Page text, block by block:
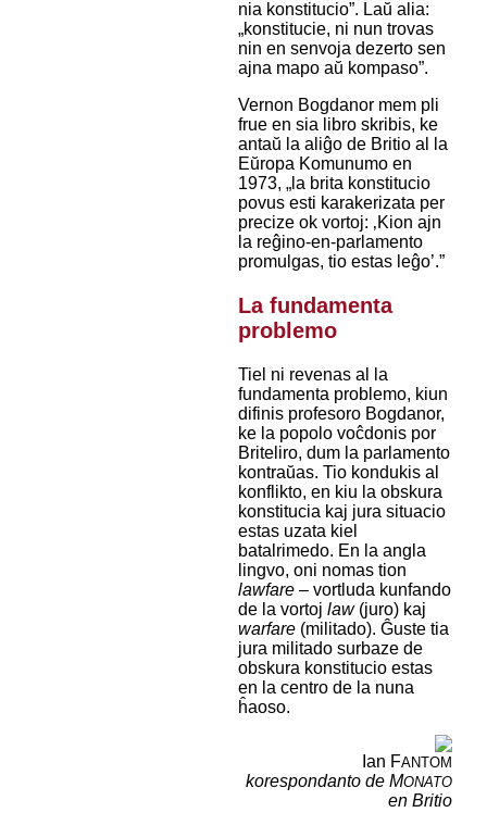
nia konstitucio”. Laŭ alia:
„konstitucie, ni nun trovas
nin en senvoja dezerto sen
ajna mapo aŭ kompaso”.
Vernon Bogdanor mem pli
frue en sia libro skribis, ke
antaŭ la aliĝo de Britio al la
Eŭropa Komunumo en
1973, „la brita konstitucio
povus esti karakerizata per
precize ok vortoj: ‚Kion ajn
la reĝino-en-parlamento
promulgas, tio estas leĝo’.”
La fundamenta
problemo
Tiel ni revenas al la
fundamenta problemo, kiun
difinis profesoro Bogdanor,
ke la popolo voĉdonis por
Briteliro, dum la parlamento
kontraŭas. Tio kondukis al
konflikto, en kiu la obskura
konstitucia kaj jura situacio
estas uzata kiel
batalrimedo. En la angla
lingvo, oni nomas tion
lawfare– vortluda kunfando
de la vortoj law(juro) kaj
warfare(militado). Ĝuste tia
jura militado surbaze de
obskura konstitucio estas
en la centro de la nuna
ĥaoso.
Ian FANTOM
korespondanto de MONATO
en Britio